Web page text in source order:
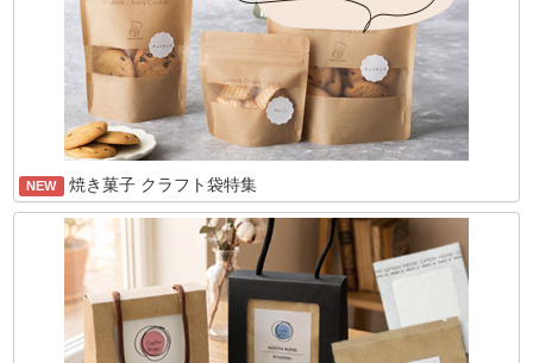
NEW 焼き菓子 クラフト袋特集